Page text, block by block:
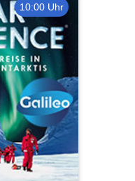
10:00 Uhr